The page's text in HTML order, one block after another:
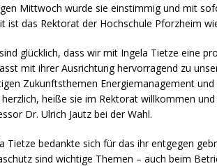
Mittwoch wurde sie einstimmig und mit
ist das Rektorat der Hochschule Pforzheim
glücklich, dass wir mit Ingela Tietze eine
mit ihrer Ausrichtung hervorragend zu
Zukunftsthemen Energiemanagement
herzlich, heiße sie im Rektorat willkommen
Dr. Ulrich Jautz bei der Wahl.
Tietze bedankte sich für das ihr entgegen
sind wichtige Themen – auch beim